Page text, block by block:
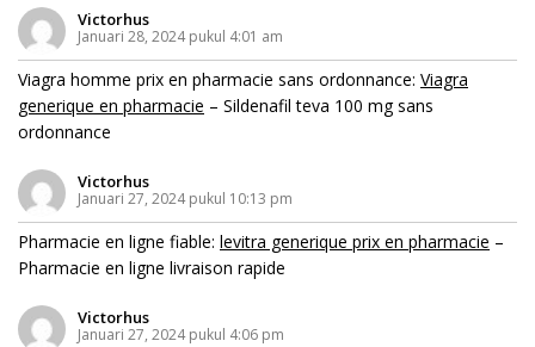
Victorhus
Januari 28, 2024 pukul 4:01 am
Viagra homme prix en pharmacie sans ordonnance: Viagra
generique en pharmacie – Sildenafil teva 100 mg sans
ordonnance
Victorhus
Januari 27, 2024 pukul 10:13 pm
Pharmacie en ligne fiable: levitra generique prix en pharmacie –
Pharmacie en ligne livraison rapide
Victorhus
Januari 27, 2024 pukul 4:06 pm